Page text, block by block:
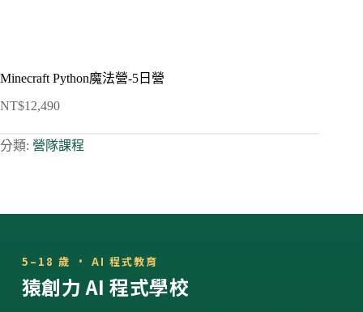
Minecraft Python魔法營-5日營
NT$12,490
分類: 營隊課程
5–18 歲 · AI 程式教育
猿創力 AI 程式學校